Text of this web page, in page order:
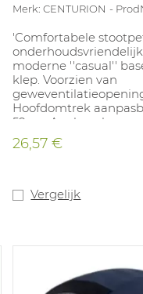
Merk: CENTURION
'Comfortabele
moderne ''casual''
klep. Voorzien van
Hoofdomtrek
59cm. Aanbevolen
industriële
onderhoudswerken in
verplicht is. Kleuren:
26,57 €
Vergelijk